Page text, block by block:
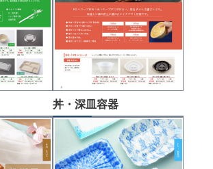
丼・深皿容器